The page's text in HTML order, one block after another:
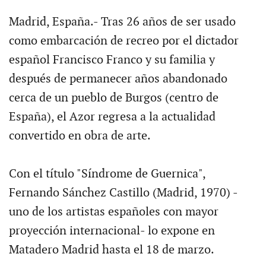
Madrid, España.- Tras 26 años de ser usado
como embarcación de recreo por el dictador
español Francisco Franco y su familia y
después de permanecer años abandonado
cerca de un pueblo de Burgos (centro de
España), el Azor regresa a la actualidad
convertido en obra de arte.
Con el título "Síndrome de Guernica",
Fernando Sánchez Castillo (Madrid, 1970) -
uno de los artistas españoles con mayor
proyección internacional- lo expone en
Matadero Madrid hasta el 18 de marzo.